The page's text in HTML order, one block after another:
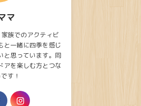
マ
族でのアクティビ
と一緒に四季を感じ
と思っています。同
アを楽しむ方とつな
す！